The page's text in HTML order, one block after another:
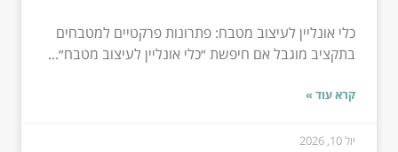
כלי אונליין לעיצוב מטבח: פתרונות פרקטיים למטבחים
בתקציב מוגבל אם חיפשת ״כלי אונליין לעיצוב מטבח״...
קרא עוד »
יול 10, 2026